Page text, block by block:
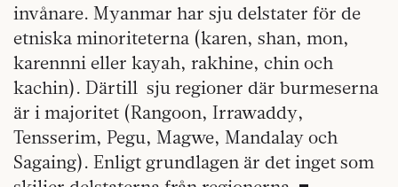
invånare. Myanmar har sju delstater för de
etniska minoriteterna (karen, shan, mon,
karennni eller kayah, rakhine, chin och
kachin). Därtill sju regioner där burmeserna
är i majoritet (Rangoon, Irrawaddy,
Tensserim, Pegu, Magwe, Mandalay och
Sagaing). Enligt grundlagen är det inget som